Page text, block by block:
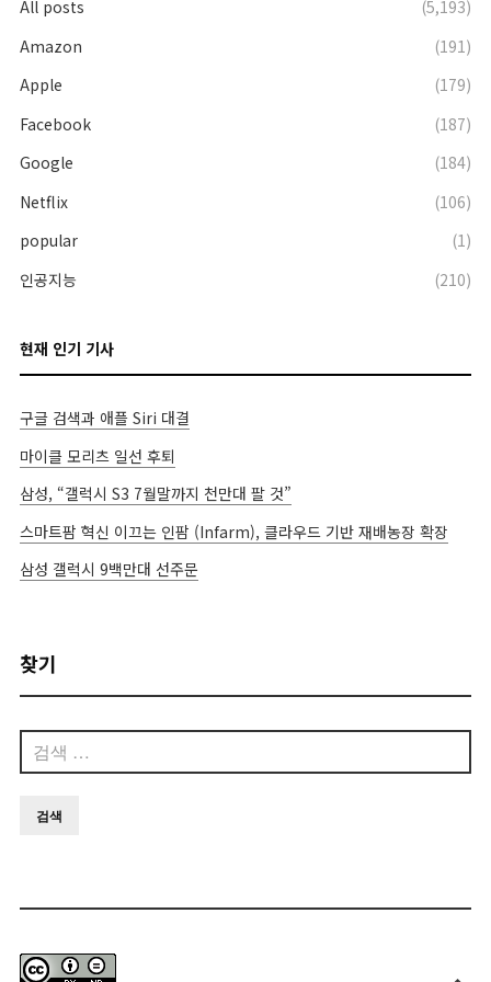
All posts
(5,193)
Amazon
(191)
Apple
(179)
Facebook
(187)
Google
(184)
Netflix
(106)
popular
(1)
인공지능
(210)
현재 인기 기사
구글 검색과 애플 Siri 대결
마이클 모리츠 일선 후퇴
삼성, “갤럭시 S3 7월말까지 천만대 팔 것”
스마트팜 혁신 이끄는 인팜 (Infarm), 클라우드 기반 재배농장 확장
삼성 갤럭시 9백만대 선주문
찾기
색: